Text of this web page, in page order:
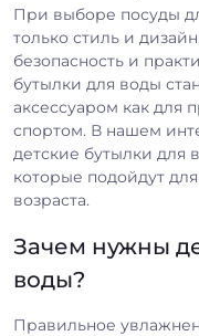
При выборе посуды
только стиль и
безопасность и
бутылки для воды
аксессуаром как для
спортом. В нашем
детские бутылки для
которые подойдут
возраста.
Зачем нужны
воды?
Правильное